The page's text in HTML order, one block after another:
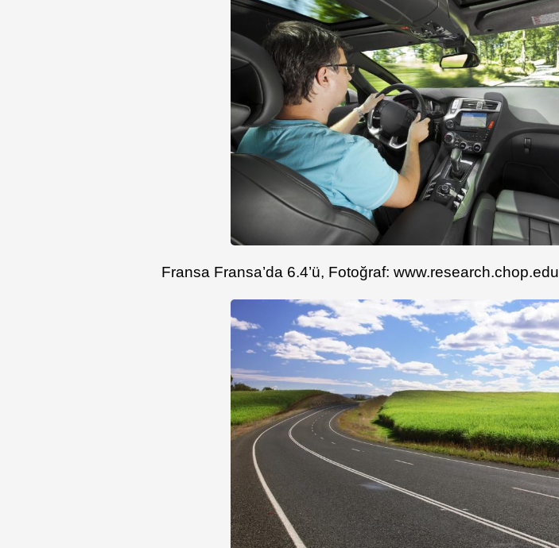
Fransa Fransa’da 6.4’ü, Fotoğraf: www.research.chop.edu